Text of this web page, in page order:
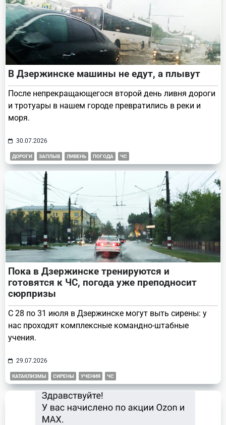
В Дзержинске машины не едут, а плывут
После непрекращающегося второй день ливня дороги
и тротуары в нашем городе превратились в реки и
моря.
30.07.2026
ДОРОГИ ЗАПЛЫВ ЛИВЕНЬ ПОГОДА ЧС
Пока в Дзержинске тренируются и
готовятся к ЧС, погода уже преподносит
сюрпризы
С 28 по 31 июля в Дзержинске могут выть сирены: у
нас проходят комплексные командно-штабные
учения.
29.07.2026
КАТАКЛИЗМЫ СИРЕНЫ УЧЕНИЯ ЧС